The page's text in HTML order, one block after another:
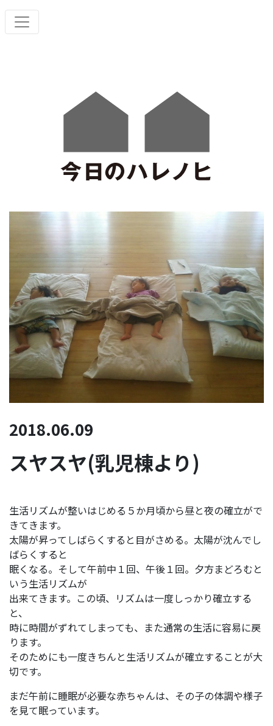
2018.06.09
スヤスヤ(乳児棟より)
生活リズムが整いはじめる５か月頃から昼と夜の確立がで
きてきます。
太陽が昇ってしばらくすると目がさめる。太陽が沈んでし
ばらくすると
眠くなる。そして午前中１回、午後１回。夕方まどろむと
いう生活リズムが
出来てきます。この頃、リズムは一度しっかり確立する
と、
時に時間がずれてしまっても、また通常の生活に容易に戻
ります。
そのためにも一度きちんと生活リズムが確立することが大
切です。
まだ午前に睡眠が必要な赤ちゃんは、その子の体調や様子
を見て眠っています。